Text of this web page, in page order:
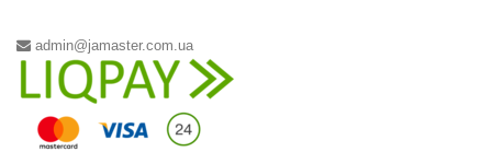
admin@jamaster.com.ua